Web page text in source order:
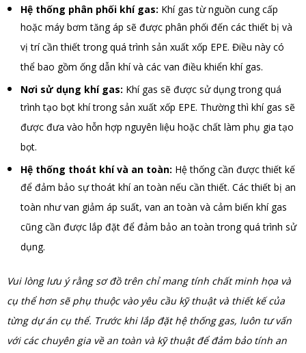
Hệ thống phân phối khí gas: Khí gas từ nguồn cung cấp
hoặc máy bơm tăng áp sẽ được phân phối đến các thiết bị và
vị trí cần thiết trong quá trình sản xuất xốp EPE. Điều này có
thể bao gồm ống dẫn khí và các van điều khiển khí gas.
Nơi sử dụng khí gas: Khí gas sẽ được sử dụng trong quá
trình tạo bọt khí trong sản xuất xốp EPE. Thường thì khí gas sẽ
được đưa vào hỗn hợp nguyên liệu hoặc chất làm phụ gia tạo
bọt.
Hệ thống thoát khí và an toàn: Hệ thống cần được thiết kế
để đảm bảo sự thoát khí an toàn nếu cần thiết. Các thiết bị an
toàn như van giảm áp suất, van an toàn và cảm biến khí gas
cũng cần được lắp đặt để đảm bảo an toàn trong quá trình sử
dụng.
Vui lòng lưu ý rằng sơ đồ trên chỉ mang tính chất minh họa và
cụ thể hơn sẽ phụ thuộc vào yêu cầu kỹ thuật và thiết kế của
từng dự án cụ thể. Trước khi lắp đặt hệ thống gas, luôn tư vấn
với các chuyên gia về an toàn và kỹ thuật để đảm bảo tính an